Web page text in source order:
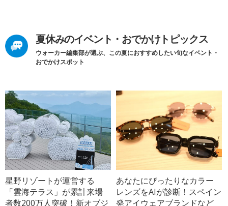
夏休みのイベント・おでかけトピックス
ウォーカー編集部が選ぶ、この夏におすすめしたい旬なイベント・
おでかけスポット
星野リゾートが運営する
「雲海テラス」が累計来場
者数200万人突破！新オブジ
あなたにぴったりなカラー
レンズをAIが診断！スペイン
発アイウェアブランドなど